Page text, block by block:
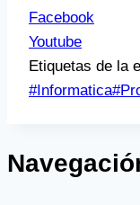
Facebook
Youtube
Etiquetas de la
#Informatica#